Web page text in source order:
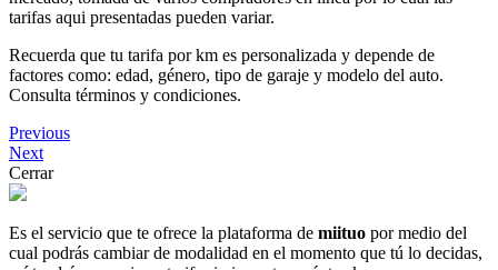
tarifas aqui presentadas pueden variar.
Recuerda que tu tarifa por km es personalizada y depende de
factores como: edad, género, tipo de garaje y modelo del auto.
Consulta términos y condiciones.
Previous
Next
Cerrar
Es el servicio que te ofrece la plataforma de miituo por medio del
cual podrás cambiar de modalidad en el momento que tú lo decidas,